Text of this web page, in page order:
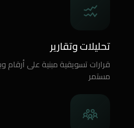
تحليلات وتقارير
قرارات تسويقية مبنية على أرقام
مستمر